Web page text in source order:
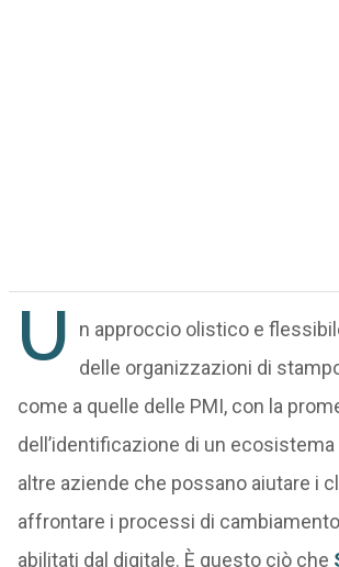
U
n approccio olistico e
delle organizzazioni di
come a quelle delle PMI, con la
dell’identificazione di un ecosistema
altre aziende che possano aiutare i
affrontare i processi di
abilitati dal digitale. È questo ciò che